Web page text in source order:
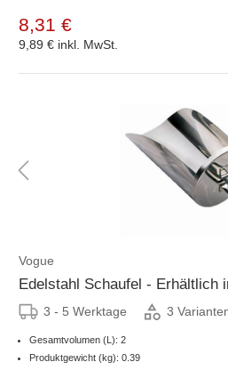
8,31 €
9,89 € inkl. MwSt.
Vogue
Edelstahl Schaufel - Erhältlich
3 - 5 Werktage 3
Gesamtvolumen (L): 2
Produktgewicht (kg): 0.39